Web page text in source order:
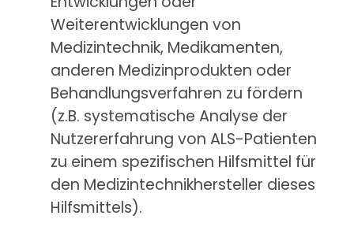
Weiterentwicklungen von
Medizintechnik, Medikamenten,
anderen Medizinprodukten oder
Behandlungsverfahren zu fördern
(z.B. systematische Analyse der
Nutzererfahrung von ALS-Patienten
zu einem spezifischen Hilfsmittel für
den Medizintechnikhersteller dieses
Hilfsmittels).